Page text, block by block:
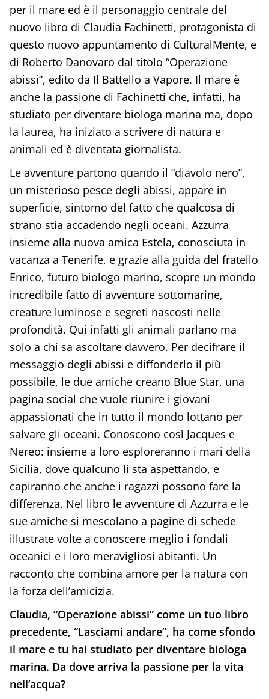
per il mare ed è il personaggio centrale del
nuovo libro di Claudia Fachinetti, protagonista di
questo nuovo appuntamento di CulturalMente, e
di Roberto Danovaro dal titolo “Operazione
abissi”, edito da Il Battello a Vapore. Il mare è
anche la passione di Fachinetti che, infatti, ha
studiato per diventare biologa marina ma, dopo
la laurea, ha iniziato a scrivere di natura e
animali ed è diventata giornalista.
Le avventure partono quando il “diavolo nero”,
un misterioso pesce degli abissi, appare in
superficie, sintomo del fatto che qualcosa di
strano stia accadendo negli oceani. Azzurra
insieme alla nuova amica Estela, conosciuta in
vacanza a Tenerife, e grazie alla guida del fratello
Enrico, futuro biologo marino, scopre un mondo
incredibile fatto di avventure sottomarine,
creature luminose e segreti nascosti nelle
profondità. Qui infatti gli animali parlano ma
solo a chi sa ascoltare davvero. Per decifrare il
messaggio degli abissi e diffonderlo il più
possibile, le due amiche creano Blue Star, una
pagina social che vuole riunire i giovani
appassionati che in tutto il mondo lottano per
salvare gli oceani. Conoscono così Jacques e
Nereo: insieme a loro esploreranno i mari della
Sicilia, dove qualcuno li sta aspettando, e
capiranno che anche i ragazzi possono fare la
differenza. Nel libro le avventure di Azzurra e le
sue amiche si mescolano a pagine di schede
illustrate volte a conoscere meglio i fondali
oceanici e i loro meravigliosi abitanti. Un
racconto che combina amore per la natura con
la forza dell’amicizia.
Claudia, “Operazione abissi” come un tuo libro
precedente, “Lasciami andare”, ha come sfondo
il mare e tu hai studiato per diventare biologa
marina. Da dove arriva la passione per la vita
nell’acqua?